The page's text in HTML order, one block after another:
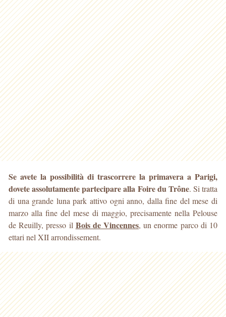
Se avete la possibilità di trascorrere la primavera a Parigi,
dovete assolutamente partecipare alla Foire du Trône. Si tratta
di una grande luna park attivo ogni anno, dalla fine del mese di
marzo alla fine del mese di maggio, precisamente nella Pelouse
de Reuilly, presso il Bois de Vincennes, un enorme parco di 10
ettari nel XII arrondissement.